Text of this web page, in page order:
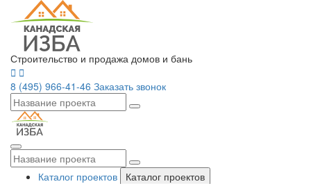
Строительство и продажа домов и бань
8 (495) 966-41-46 Заказать звонок
Каталог проектов
Каталог проектов